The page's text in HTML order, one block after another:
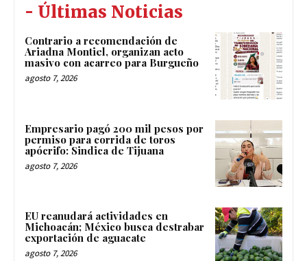
- Últimas Noticias
Contrario a recomendación de
Ariadna Montiel, organizan acto
masivo con acarreo para Burgueño
agosto 7, 2026
Empresario pagó 200 mil pesos por
permiso para corrida de toros
apócrifo: Sindica de Tijuana
agosto 7, 2026
EU reanudará actividades en
Michoacán; México busca destrabar
exportación de aguacate
agosto 7, 2026